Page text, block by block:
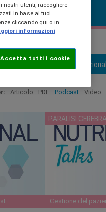
Terapia
Articolo PDF Podcast Video
PARALISI
utenti, raccogliere
in base ai tuoi
cliccando qui o in
informazioni
Accetta tutti i cookie